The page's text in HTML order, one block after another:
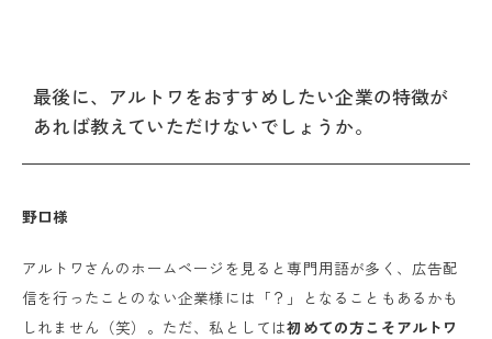
最後に、アルトワをおすすめしたい企業の特徴が
あれば教えていただけないでしょうか。
野口様
アルトワさんのホームページを見ると専門用語が多く、広告配
信を行ったことのない企業様には「？」となることもあるかも
しれません（笑）。ただ、私としては初めての方こそアルトワ